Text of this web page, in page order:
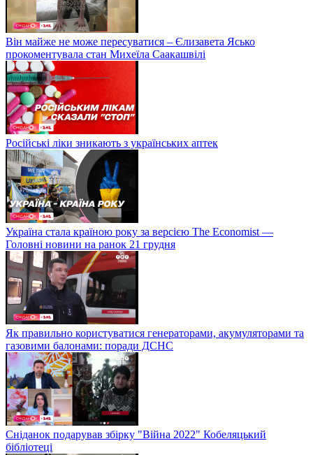
Він майже не може пересуватися – Єлизавета Ясько
прокоментувала стан Михеїла Саакашвілі
Російські ліки зникають з українських аптек
Україна стала країною року за версією The Economist —
Головні новини на ранок 21 грудня
Як правильно користуватися генераторами, акумуляторами та
газовими балонами: поради ДСНС
Сніданок подарував збірку "Війна 2022" Кобеляцький
бібліотеці